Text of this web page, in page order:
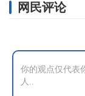
网民评论